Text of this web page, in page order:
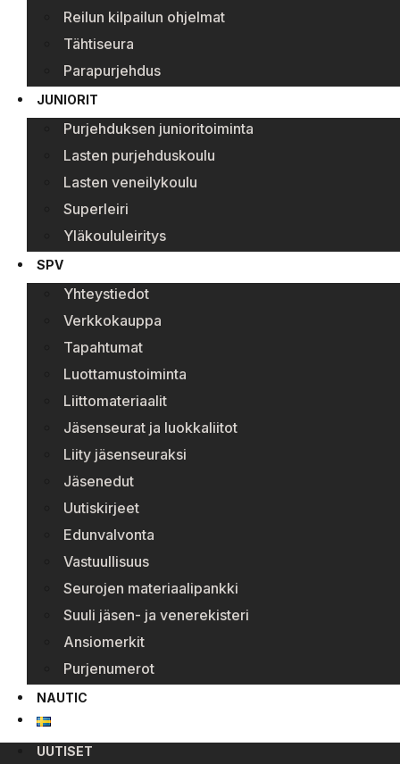
Reilun kilpailun ohjelmat
Tähtiseura
Parapurjehdus
JUNIORIT
Purjehduksen junioritoiminta
Lasten purjehduskoulu
Lasten veneilykoulu
Superleiri
Yläkoululeiritys
SPV
Yhteystiedot
Verkkokauppa
Tapahtumat
Luottamustoiminta
Liittomateriaalit
Jäsenseurat ja luokkaliitot
Liity jäsenseuraksi
Jäsenedut
Uutiskirjeet
Edunvalvonta
Vastuullisuus
Seurojen materiaalipankki
Suuli jäsen- ja venerekisteri
Ansiomerkit
Purjenumerot
NAUTIC
UUTISET